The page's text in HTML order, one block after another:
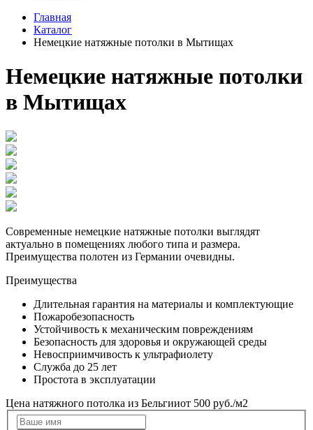
Главная
Каталог
Немецкие натяжные потолки в Мытищах
Немецкие натяжные потолки
в Мытищах
Современные немецкие натяжные потолки выглядят
актуально в помещениях любого типа и размера.
Преимущества полотен из Германии очевидны.
Преимущества
Длительная гарантия на материалы и комплектующие
Пожаробезопасность
Устойчивость к механическим повреждениям
Безопасность для здоровья и окружающей среды
Невосприимчивость к ультрафиолету
Служба до 25 лет
Простота в эксплуатации
Цена натяжного потолка из Бельгииот 500 руб./м2